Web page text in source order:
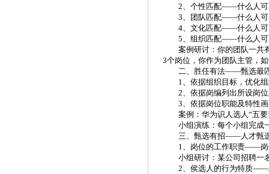
2、个性匹配——什么人可
3、团队匹配——什么人可
4、文化匹配——什么人可
5、组织匹配——什么人可
案例研讨：你的团队一共
3个岗位，你作为团队主管，
二、胜任有法——甄选最
1、依据组织目标，优化
2、依据岗编列出所设岗
3、依据岗位职能及特性
案例：华为识人选人“五
小组演练：每个小组完成
三、甄选有招——人才甄
1、岗位的工作职责——岗
小组研讨：某公司招聘一
2、侯选人的行为特质——